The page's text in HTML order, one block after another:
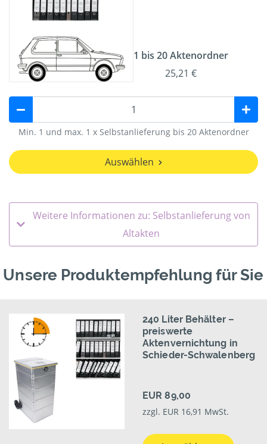
1 bis 20 Aktenordner
25,21 €
Min. 1 und max. 1 x Selbstanlieferung bis 20 Aktenordner
Auswählen
Weitere Informationen zu: Selbstanlieferung von
Altakten
Unsere Produktempfehlung für Sie
240 Liter Behälter –
preiswerte
Aktenvernichtung in
Schieder-Schwalenberg
EUR 89,00
zzgl. EUR 16,91 MwSt.